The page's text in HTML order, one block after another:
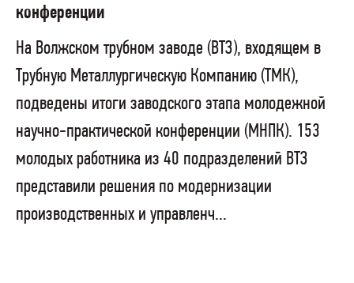
конференции
На Волжском трубном заводе (ВТЗ), входящем в
Трубную Металлургическую Компанию (ТМК),
подведены итоги заводского этапа молодежной
научно-практической конференции (МНПК). 153
молодых работника из 40 подразделений ВТЗ
представили решения по модернизации
производственных и управленч...